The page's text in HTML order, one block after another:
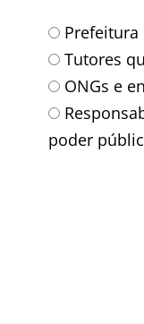
Tutores
ONGs e
poder